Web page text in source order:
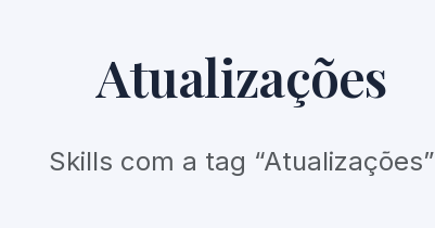
Atualizações
Skills com a tag “Atualizações”